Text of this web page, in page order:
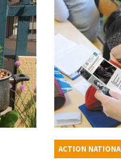
ACTION